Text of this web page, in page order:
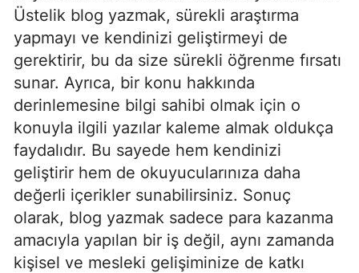
Üstelik blog yazmak, sürekli araştırma
yapmayı ve kendinizi geliştirmeyi de
gerektirir, bu da size sürekli öğrenme fırsatı
sunar. Ayrıca, bir konu hakkında
derinlemesine bilgi sahibi olmak için o
konuyla ilgili yazılar kaleme almak oldukça
faydalıdır. Bu sayede hem kendinizi
geliştirir hem de okuyucularınıza daha
değerli içerikler sunabilirsiniz. Sonuç
olarak, blog yazmak sadece para kazanma
amacıyla yapılan bir iş değil, aynı zamanda
kişisel ve mesleki gelişiminize de katkı